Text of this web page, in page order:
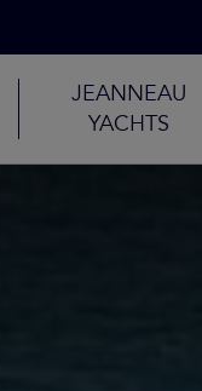
JEANNEAU
YACHTS